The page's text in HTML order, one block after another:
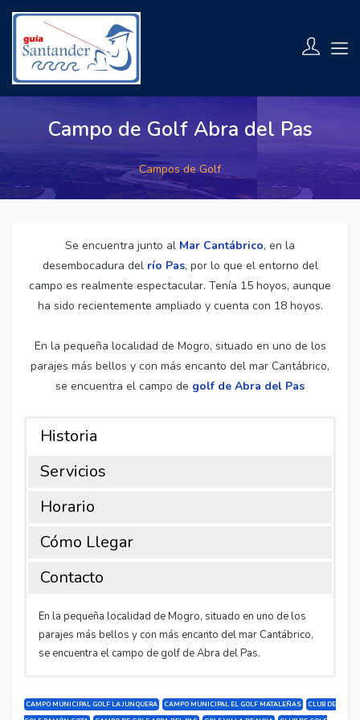
Campo de Golf Abra del Pas
Campos de Golf
Se encuentra junto al Mar Cantábrico, en la
desembocadura del río Pas, por lo que el entorno del
campo es realmente espectacular. Tenía 15 hoyos, aunque
ha sido recientemente ampliado y cuenta con 18 hoyos.
En la pequeña localidad de Mogro, situado en uno de los
parajes más bellos y con más encanto del mar Cantábrico,
se encuentra el campo de golf de Abra del Pas
Historia
Servicios
Horario
Cómo Llegar
Contacto
En la pequeña localidad de Mogro, situado en uno de los
parajes más bellos y con más encanto del mar Cantábrico,
se encuentra el campo de golf de Abra del Pas.
España
CAMPO MUNICIPAL GOLF LA JUNQUERA CAMPO MUNICIPAL EL GOLF MATALEÑAS
CLUB DE